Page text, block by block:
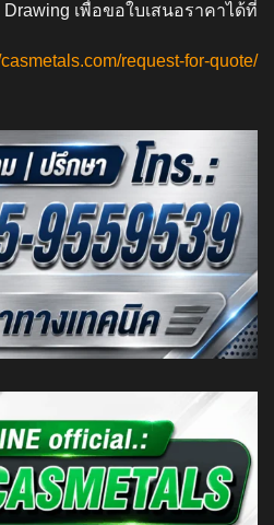
เพื่อขอใบเสนอราคาได้ที่
casmetals.com/request-for-quote/